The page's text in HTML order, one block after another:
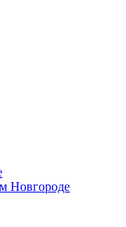
Новгороде